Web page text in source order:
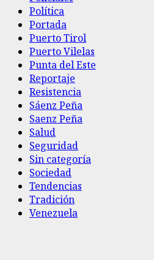
Política
Portada
Puerto Tirol
Puerto Vilelas
Punta del Este
Reportaje
Resistencia
Sáenz Peña
Saenz Peña
Salud
Seguridad
Sin categoría
Sociedad
Tendencias
Tradición
Venezuela